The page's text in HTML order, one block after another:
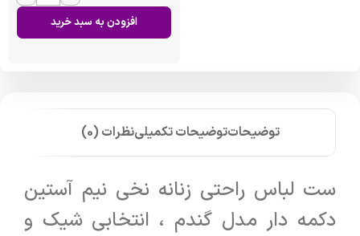
افزودن به سبد خرید
توضیحاتتوضیحات تکمیلینظرات (0)
ست لباس راحتی زنانه نخی نیم آستین
دکمه دار مدل گندم ، انتخابی شیک و